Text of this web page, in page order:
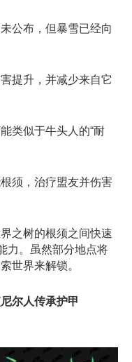
公布，但暴雪已经向
提升，并减少来自它
类似于牛头人的“耐
须，治疗盟友并伤害
之树的根须之间快速
力。虽然部分地点将
世界来解锁。
尔人传承护甲